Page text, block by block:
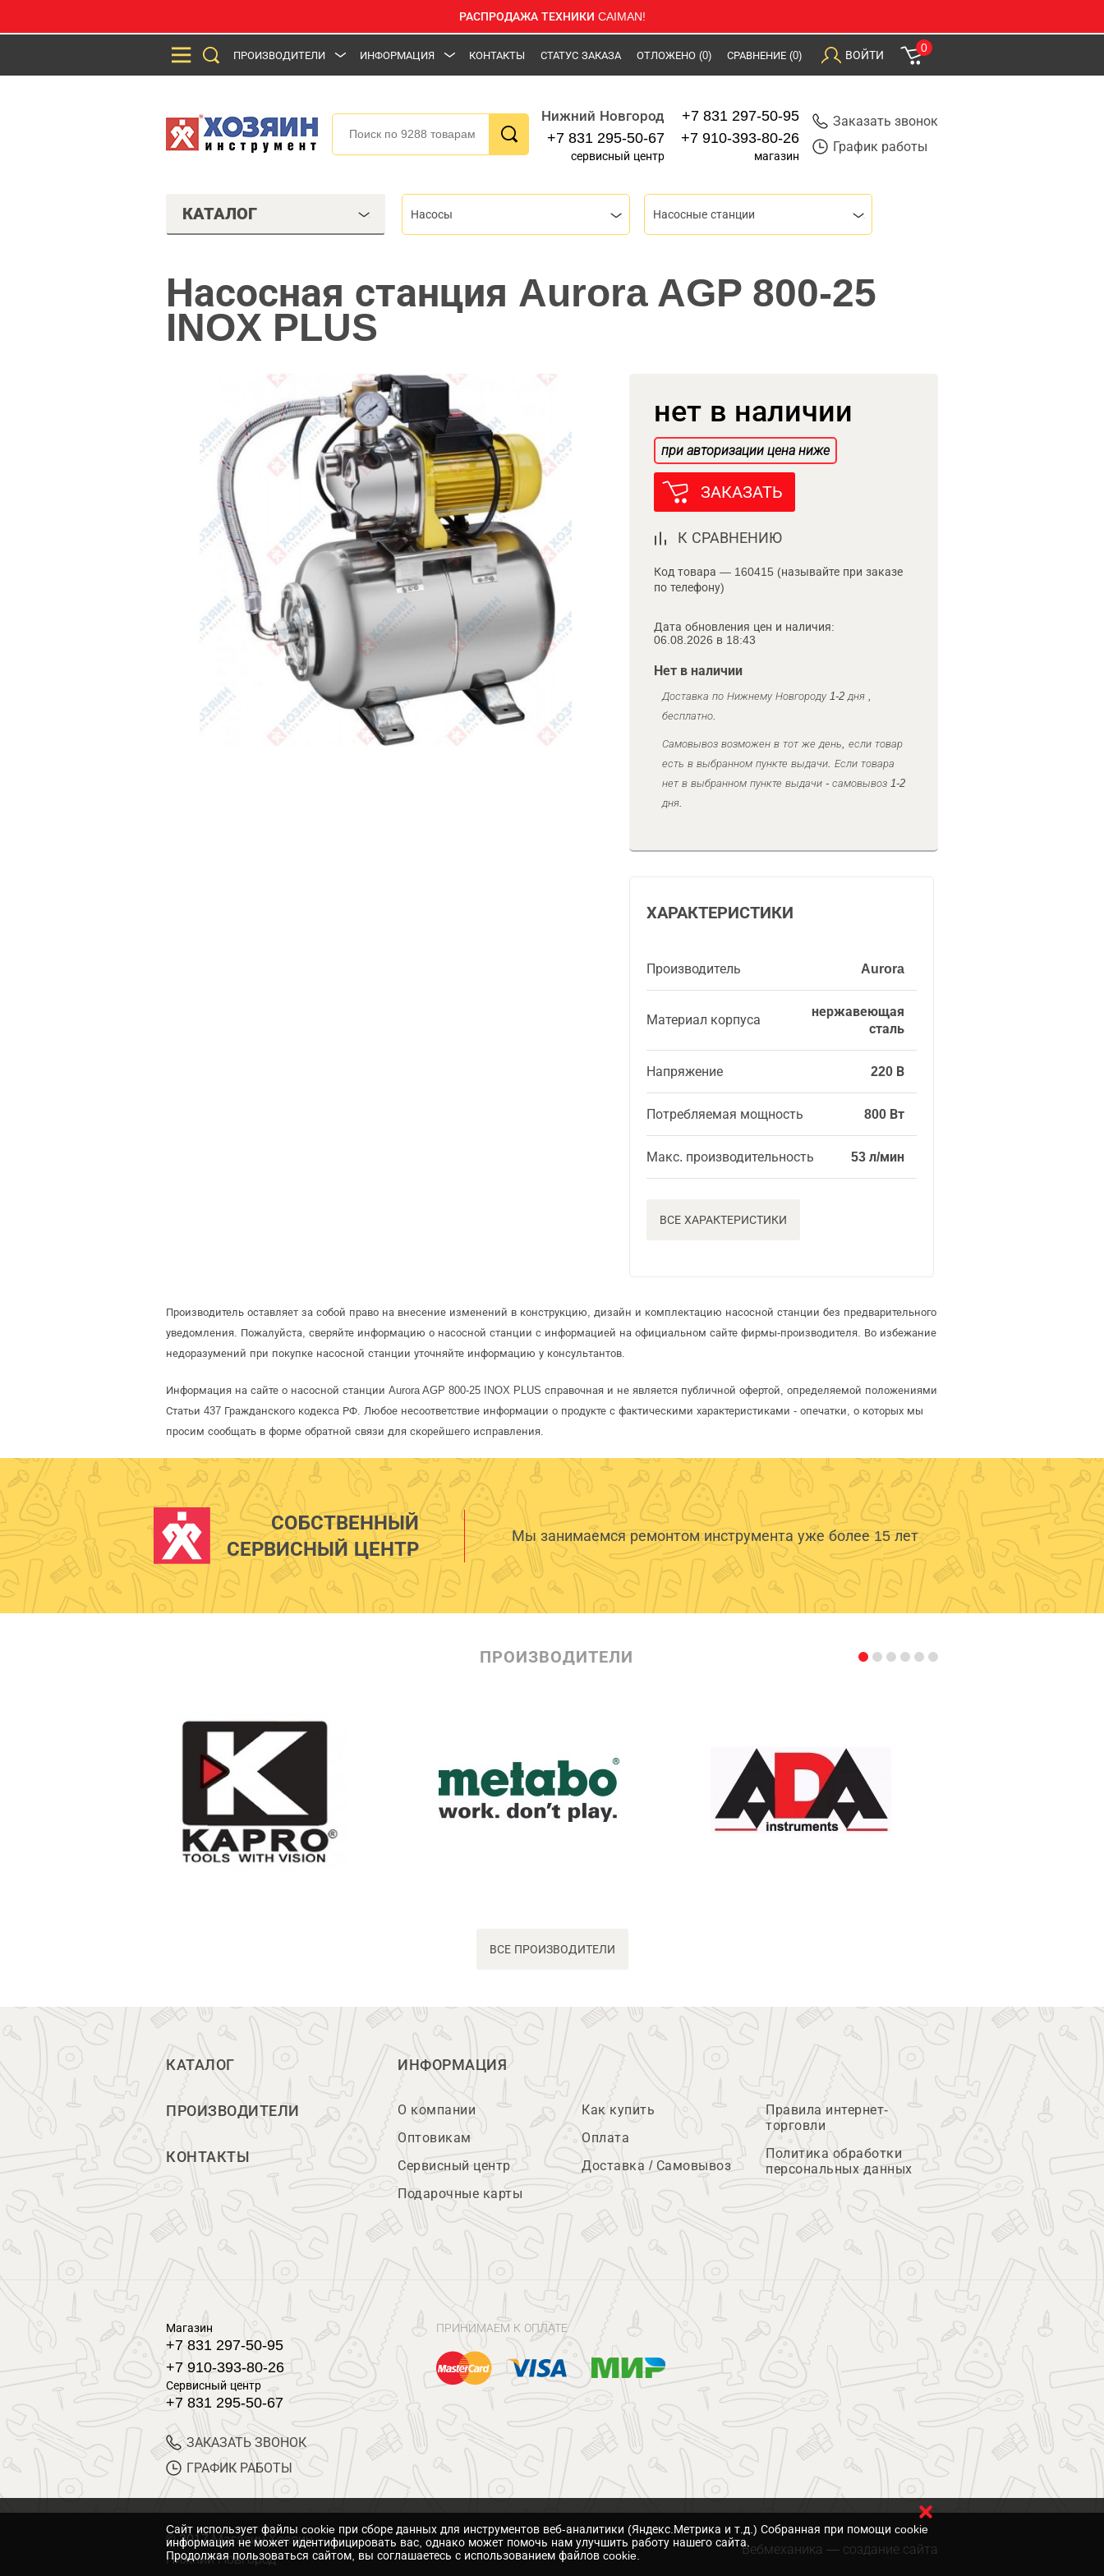
РАСПРОДАЖА ТЕХНИКИ CAIMAN!
ПРОИЗВОДИТЕЛИ ИНФОРМАЦИЯ КОНТАКТЫ СТАТУС ЗАКАЗА ОТЛОЖЕНО (0) СРАВНЕНИЕ (0) ВОЙТИ
0
Нижний Новгород
+7 831 295-50-67
сервисный центр
+7 831 297-50-95
+7 910-393-80-26
магазин
Заказать звонок
График работы
КАТАЛОГ Насосы Насосные станции
Насосная станция Aurora AGP 800-25
INOX PLUS
нет в наличии
при авторизации цена ниже
ЗАКАЗАТЬ
К СРАВНЕНИЮ
Код товара — 160415 (называйте при заказе
по телефону)
Дата обновления цен и наличия:
06.08.2026 в 18:43
Нет в наличии
Доставка по Нижнему Новгороду 1-2 дня ,
бесплатно.
Самовывоз возможен в тот же день, если товар
есть в выбранном пункте выдачи. Если товара
нет в выбранном пункте выдачи - самовывоз 1-2
дня.
ХАРАКТЕРИСТИКИ
Производитель Aurora
Материал корпуса
нержавеющая
сталь
Напряжение 220 В
Потребляемая мощность 800 Вт
Макс. производительность 53 л/мин
ВСЕ ХАРАКТЕРИСТИКИ
Производитель оставляет за собой право на внесение изменений в конструкцию, дизайн и комплектацию насосной станции без предварительного
уведомления. Пожалуйста, сверяйте информацию о насосной станции с информацией на официальном сайте фирмы-производителя. Во избежание
недоразумений при покупке насосной станции уточняйте информацию у консультантов.
Информация на сайте о насосной станции Aurora AGP 800-25 INOX PLUS справочная и не является публичной офертой, определяемой положениями
Статьи 437 Гражданского кодекса РФ. Любое несоответствие информации о продукте с фактическими характеристиками - опечатки, о которых мы
просим сообщать в форме обратной связи для скорейшего исправления.
СОБСТВЕННЫЙ
СЕРВИСНЫЙ ЦЕНТР
Мы занимаемся ремонтом инструмента уже более 15 лет
ПРОИЗВОДИТЕЛИ
ВСЕ ПРОИЗВОДИТЕЛИ
КАТАЛОГ
ПРОИЗВОДИТЕЛИ
КОНТАКТЫ
ИНФОРМАЦИЯ
О компании
Оптовикам
Сервисный центр
Подарочные карты
Как купить
Оплата
Доставка / Самовывоз
Правила интернет-
торговли
Политика обработки
персональных данных
Магазин
+7 831 297-50-95
+7 910-393-80-26
Сервисный центр
+7 831 295-50-67
ЗАКАЗАТЬ ЗВОНОК
ГРАФИК РАБОТЫ
ПРИНИМАЕМ К ОПЛАТЕ
© 2017 Магазин Хозяин
Нижний Новгород
Вебмеханика — создание сайта
Cайт использует файлы cookie при сборе данных для инструментов веб-аналитики (Яндекс.Метрика и т.д.) Собранная при помощи cookie
информация не может идентифицировать вас, однако может помочь нам улучшить работу нашего сайта.
Продолжая пользоваться сайтом, вы соглашаетесь с использованием файлов cookie.